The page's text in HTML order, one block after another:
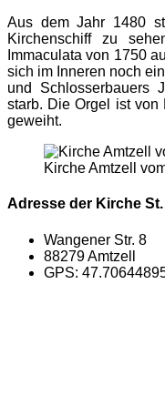
Aus dem Jahr 1480
Kirchenschiff zu
Immaculata von 1750
sich im Inneren noch
und Schlosserbauers
starb. Die Orgel ist von
geweiht.
Kirche Amtzell
Adresse der Kirche
Wangener Str. 8
88279 Amtzell
GPS: